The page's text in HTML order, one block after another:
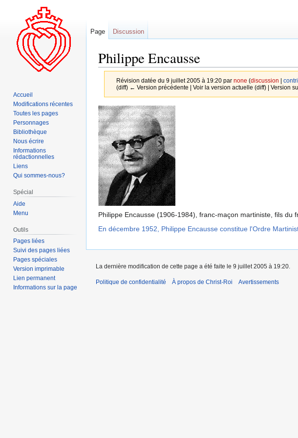
Philippe Encausse
Révision datée du 9 juillet 2005 à 19:20 par none (discussion
(diff) ← Version précédente | Voir la version actuelle (diff) | Version
Aller
à
la
navigation
Aller
à
la
recherche
Philippe Encausse (1906-1984), franc-maçon martiniste, fils du
En décembre 1952, Philippe Encausse constitue l'Ordre
Page Discussion
Accueil
Modifications récentes
Toutes les pages
Personnages
Bibliothèque
Nous écrire
Informations
rédactionnelles
Liens
Qui sommes-nous?
Spécial
Aide
Menu
Outils
Pages liées
Suivi des pages liées
Pages spéciales
Version imprimable
Lien permanent
Informations sur la page
La dernière modification de cette page a été faite le 9 juillet 2005 à 19:20.
Politique de confidentialité À propos de Christ-Roi Avertissements